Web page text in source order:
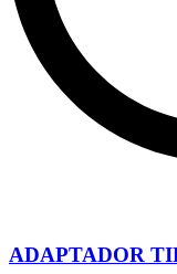
ADAPTADOR